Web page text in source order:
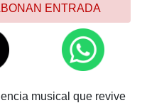
ENTRADA
musical que revive